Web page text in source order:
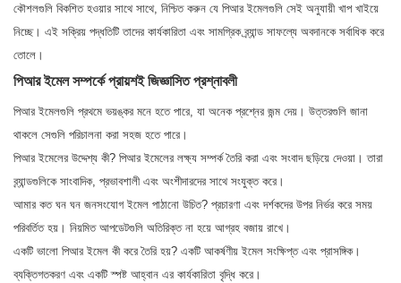
কৌশলগুলি বিকশিত হওয়ার সাথে সাথে, নিশ্চিত করুন যে পিআর ইমেলগুলি সেই অনুযায়ী খাপ খাইয়ে
নিচ্ছে। এই সক্রিয় পদ্ধতিটি তাদের কার্যকারিতা এবং সামগ্রিক ব্র্যান্ড সাফল্যে অবদানকে সর্বাধিক করে
তোলে।
পিআর ইমেল সম্পর্কে প্রায়শই জিজ্ঞাসিত প্রশ্নাবলী
পিআর ইমেলগুলি প্রথমে ভয়ঙ্কর মনে হতে পারে, যা অনেক প্রশ্নের জন্ম দেয়। উত্তরগুলি জানা
থাকলে সেগুলি পরিচালনা করা সহজ হতে পারে।
পিআর ইমেলের উদ্দেশ্য কী? পিআর ইমেলের লক্ষ্য সম্পর্ক তৈরি করা এবং সংবাদ ছড়িয়ে দেওয়া। তারা
ব্র্যান্ডগুলিকে সাংবাদিক, প্রভাবশালী এবং অংশীদারদের সাথে সংযুক্ত করে।
আমার কত ঘন ঘন জনসংযোগ ইমেল পাঠানো উচিত? প্রচারণা এবং দর্শকদের উপর নির্ভর করে সময়
পরিবর্তিত হয়। নিয়মিত আপডেটগুলি অতিরিক্ত না হয়ে আগ্রহ বজায় রাখে।
একটি ভালো পিআর ইমেল কী করে তৈরি হয়? একটি আকর্ষণীয় ইমেল সংক্ষিপ্ত এবং প্রাসঙ্গিক।
ব্যক্তিগতকরণ এবং একটি স্পষ্ট আহ্বান এর কার্যকারিতা বৃদ্ধি করে।